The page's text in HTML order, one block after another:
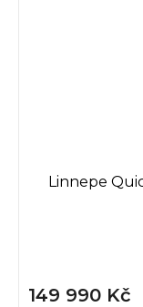
Linnepe
149 990 Kč